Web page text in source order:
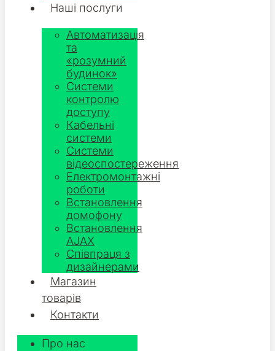
Наші послуги
Автоматизація
та
«розумний
будинок»
Системи
контролю
доступу
Кабельні
системи
Системи
відеоспостереження
Електромонтажні
роботи
Встановлення
домофону
Встановлення
AJAX
Співпраця з
дизайнерами
Магазин
товарів
Контакти
Про нас